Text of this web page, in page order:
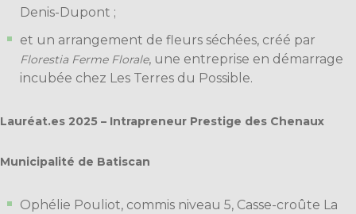
Denis-Dupont ;
et un arrangement de fleurs séchées, créé par
Florestia Ferme Florale, une entreprise en démarrage
incubée chez Les Terres du Possible.
Lauréat.es 2025 – Intrapreneur Prestige des Chenaux
Municipalité de Batiscan
Ophélie Pouliot, commis niveau 5, Casse-croûte La